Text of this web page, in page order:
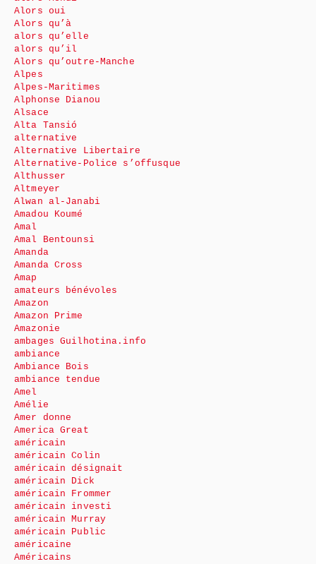
Alors oui
Alors qu’à
alors qu’elle
alors qu’il
Alors qu’outre-Manche
Alpes
Alpes-Maritimes
Alphonse Dianou
Alsace
Alta Tansió
alternative
Alternative Libertaire
Alternative-Police s’offusque
Althusser
Altmeyer
Alwan al-Janabi
Amadou Koumé
Amal
Amal Bentounsi
Amanda
Amanda Cross
Amap
amateurs bénévoles
Amazon
Amazon Prime
Amazonie
ambages Guilhotina.info
ambiance
Ambiance Bois
ambiance tendue
Amel
Amélie
Amer donne
America Great
américain
américain Colin
américain désignait
américain Dick
américain Frommer
américain investi
américain Murray
américain Public
américaine
Américains